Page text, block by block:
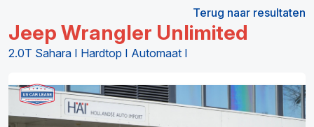
Terug naar resultaten
Jeep Wrangler Unlimited
2.0T Sahara I Hardtop I Automaat I